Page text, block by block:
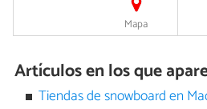
Mapa
Artículos en los que
Tiendas de snowboard en